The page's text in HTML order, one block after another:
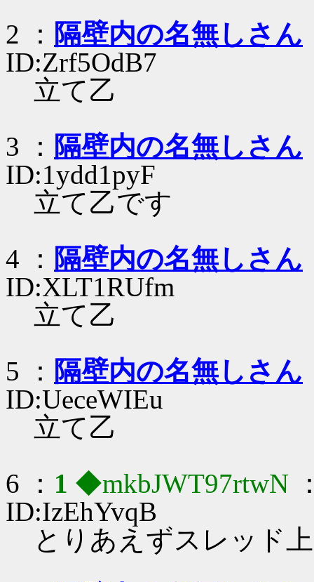
2 ： 隔壁内の名無しさん
ID:Zrf5OdB7
立て乙
3 ： 隔壁内の名無しさん
ID:1ydd1pyF
立て乙です
4 ： 隔壁内の名無しさん
ID:XLT1RUfm
立て乙
5 ： 隔壁内の名無しさん
ID:UeceWIEu
立て乙
6 ： 1 ◆mkbJWT97rtwN
ID:IzEhYvqB
とりあえずスレッド